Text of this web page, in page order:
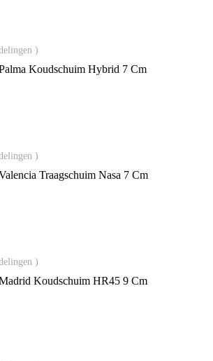
)
Koudschuim Hybrid 7 Cm
)
Traagschuim Nasa 7 Cm
)
Koudschuim HR45 9 Cm